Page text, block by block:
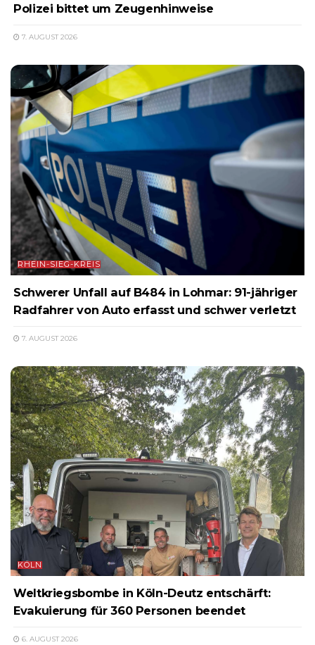
Polizei bittet um Zeugenhinweise
7. AUGUST 2026
RHEIN-SIEG-KREIS
Schwerer Unfall auf B484 in Lohmar: 91-jähriger
Radfahrer von Auto erfasst und schwer verletzt
7. AUGUST 2026
KÖLN
Weltkriegsbombe in Köln-Deutz entschärft:
Evakuierung für 360 Personen beendet
6. AUGUST 2026